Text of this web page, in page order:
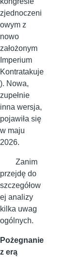
zjednoczeni
owym z
nowo
założonym
Imperium
Kontratakuje
). Nowa,
zupełnie
inna wersja,
pojawiła się
w maju
2026.
Zanim
przejdę do
szczegółow
ej analizy
kilka uwag
ogólnych.
Pożegnanie
z erą